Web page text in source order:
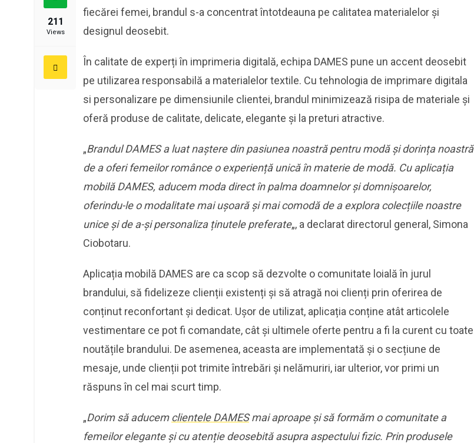
211
Views
fiecărei femei, brandul s-a concentrat întotdeauna pe calitatea materialelor și
designul deosebit.
În calitate de experți în imprimeria digitală, echipa DAMES pune un accent deosebit
pe utilizarea responsabilă a materialelor textile. Cu tehnologia de imprimare digitala
si personalizare pe dimensiunile clientei, brandul minimizează risipa de materiale și
oferă produse de calitate, delicate, elegante și la preturi atractive.
„Brandul DAMES a luat naștere din pasiunea noastră pentru modă și dorința noastră
de a oferi femeilor românce o experiență unică în materie de modă. Cu aplicația
mobilă DAMES, aducem moda direct în palma doamnelorși domnișoarelor,
oferindu-le o modalitate mai ușoară și mai comodă de a explora colecțiile noastre
unice și de a-și personaliza ținutele preferate„, a declarat directorul general, Simona
Ciobotaru.
Aplicația mobilă DAMES are ca scop să dezvolte o comunitate loială în jurul
brandului, să fidelizeze clienții existenți și să atragă noi clienți prin oferirea de
conținut reconfortant și dedicat. Ușor de utilizat, aplicația conține atât articolele
vestimentare ce pot fi comandate, cât și ultimele oferte pentru a fi la curent cu toate
noutățile brandului. De asemenea, aceasta are implementată și o secțiune de
mesaje, unde clienții pot trimite întrebări și nelămuriri, iar ulterior, vor primi un
răspuns în cel mai scurt timp.
„Dorim să aducemclientele DAMESmai aproape și să formăm o comunitate a
femeilor elegante și cu atenție deosebită asupra aspectului fizic. Prin produsele